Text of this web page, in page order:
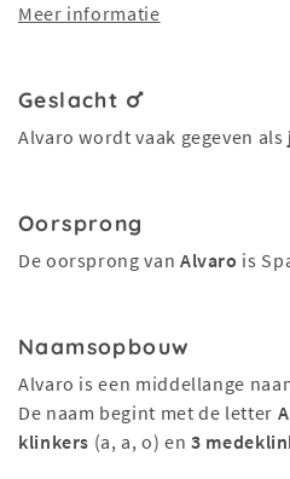
Meer informatie
Geslacht
Alvaro wordt vaak gegeven als
Oorsprong
De oorsprong van Alvaro is
Naamsopbouw
Alvaro is een middellange
De naam begint met de letter A
klinkers (a, a, o) en3